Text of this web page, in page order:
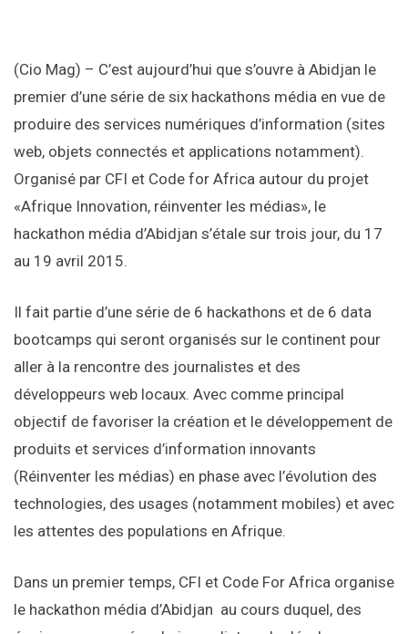
(Cio Mag) – C’est aujourd’hui que s’ouvre à Abidjan le
premier d’une série de six hackathons média en vue de
produire des services numériques d’information (sites
web, objets connectés et applications notamment).
Organisé par CFI et Code for Africa autour du projet
«Afrique Innovation, réinventer les médias», le
hackathon média d’Abidjan s’étale sur trois jour, du 17
au 19 avril 2015.
Il fait partie d’une série de 6 hackathons et de 6 data
bootcamps qui seront organisés sur le continent pour
aller à la rencontre des journalistes et des
développeurs web locaux. Avec comme principal
objectif de favoriser la création et le développement de
produits et services d’information innovants
(Réinventer les médias) en phase avec l’évolution des
technologies, des usages (notamment mobiles) et avec
les attentes des populations en Afrique.
Dans un premier temps, CFI et Code For Africa organise
le hackathon média d’Abidjan au cours duquel, des